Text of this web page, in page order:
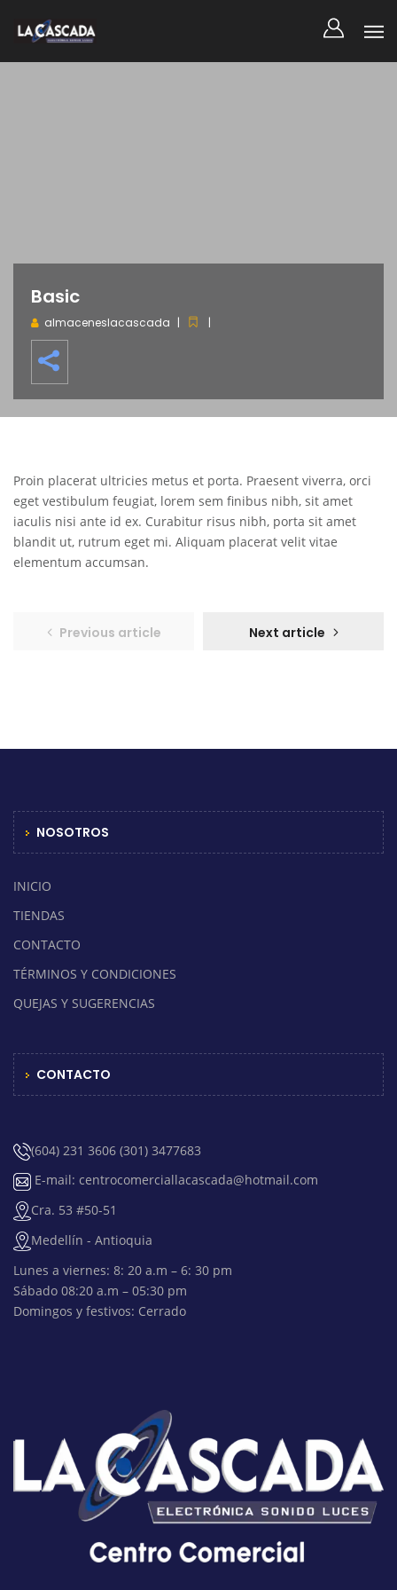
Basic
almaceneslacascada
Proin placerat ultricies metus et porta. Praesent viverra, orci
eget vestibulum feugiat, lorem sem finibus nibh, sit amet
iaculis nisi ante id ex. Curabitur risus nibh, porta sit amet
blandit ut, rutrum eget mi. Aliquam placerat velit vitae
elementum accumsan.
Previous article Next article
NOSOTROS
INICIO
TIENDAS
CONTACTO
TÉRMINOS Y CONDICIONES
QUEJAS Y SUGERENCIAS
CONTACTO
(604) 231 3606 (301) 3477683
E-mail: centrocomerciallacascada@hotmail.com
Cra. 53 #50-51
Medellín - Antioquia
Lunes a viernes: 8: 20 a.m – 6: 30 pm
Sábado 08:20 a.m – 05:30 pm
Domingos y festivos: Cerrado